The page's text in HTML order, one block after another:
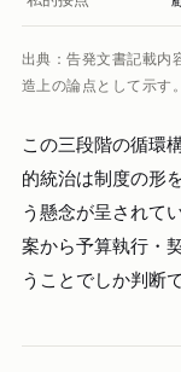
出典：告発文書記載内
造上の論点として示す。
この三段階の循環
的統治は制度の形
う懸念が呈されて
案から予算執行・
うことでしか判断